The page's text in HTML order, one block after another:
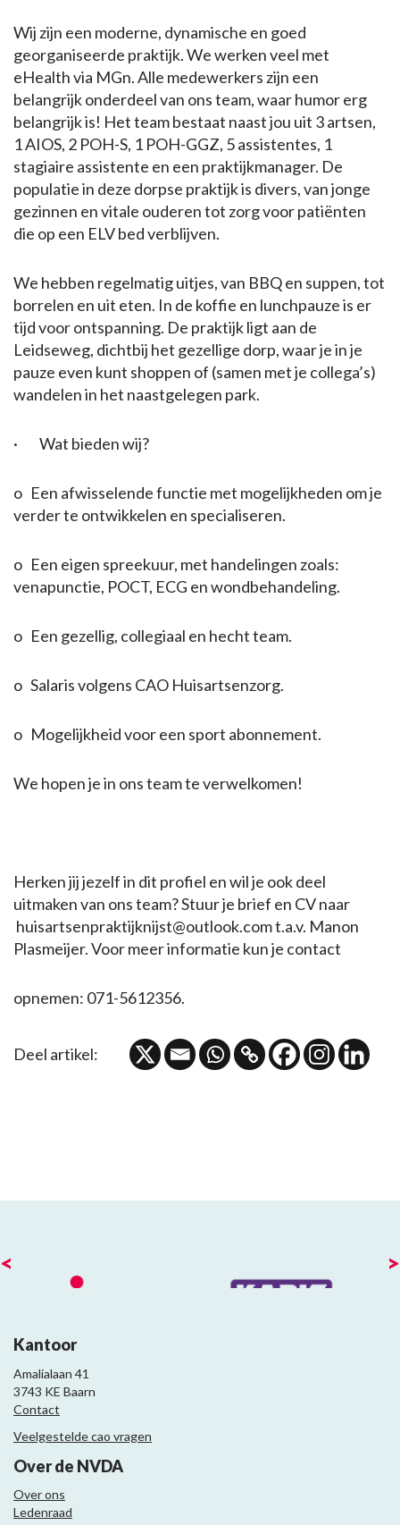
Wij zijn een moderne, dynamische en goed
georganiseerde praktijk. We werken veel met
eHealth via MGn. Alle medewerkers zijn een
belangrijk onderdeel van ons team, waar humor erg
belangrijk is! Het team bestaat naast jou uit 3 artsen,
1 AIOS, 2 POH-S, 1 POH-GGZ, 5 assistentes, 1
stagiaire assistente en een praktijkmanager. De
populatie in deze dorpse praktijk is divers, van jonge
gezinnen en vitale ouderen tot zorg voor patiënten
die op een ELV bed verblijven.
We hebben regelmatig uitjes, van BBQ en suppen, tot
borrelen en uit eten. In de koffie en lunchpauze is er
tijd voor ontspanning. De praktijk ligt aan de
Leidseweg, dichtbij het gezellige dorp, waar je in je
pauze even kunt shoppen of (samen met je collega’s)
wandelen in het naastgelegen park.
· Wat bieden wij?
o Een afwisselende functie met mogelijkheden om je
verder te ontwikkelen en specialiseren.
o Een eigen spreekuur, met handelingen zoals:
venapunctie, POCT, ECG en wondbehandeling.
o Een gezellig, collegiaal en hecht team.
o Salaris volgens CAO Huisartsenzorg.
o Mogelijkheid voor een sport abonnement.
We hopen je in ons team te verwelkomen!
Herken jij jezelf in dit profiel en wil je ook deel
uitmaken van ons team? Stuur je brief en CV naar
huisartsenpraktijknijst@outlook.com t.a.v. Manon
Plasmeijer. Voor meer informatie kun je contact
opnemen: 071-5612356.
Deel artikel:
< >
Kantoor
Amalialaan 41
3743 KE Baarn
Contact
Veelgestelde cao vragen
Over de NVDA
Over ons
Ledenraad